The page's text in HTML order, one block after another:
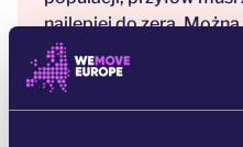
najlepiej do zera.
zamknięcie ważnych
dla połowów